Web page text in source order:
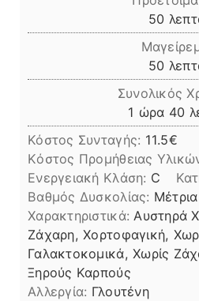
50
50
Συνολικός
1 ώρα
ώρα 40
Κόστος Συνταγής: 11.5€
Kόστος Προμήθειας
Ενεργειακή Κλάση: C
Βαθμός Δυσκολίας: Μέτρια
Χαρακτηριστικά:Αυστηρά
Ζάχαρη, Χορτοφαγική,
Γαλακτοκομικά, Χωρίς
Ξηρούς Καρπούς
Αλλεργία: Γλουτένη